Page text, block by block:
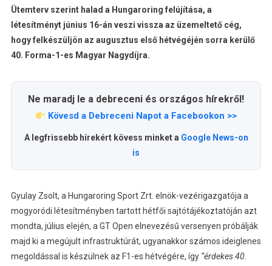
Ütemterv szerint halad a Hungaroring felújítása, a
létesítményt június 16-án veszi vissza az üzemeltető cég,
hogy felkészüljön az augusztus első hétvégéjén sorra kerülő
40. Forma-1-es Magyar Nagydíjra.
Ne maradj le a debreceni és országos hírekről!
Kövesd a Debreceni Napot a Facebookon >>
A legfrissebb hírekért kövess minket a Google News-on
is
Gyulay Zsolt, a Hungaroring Sport Zrt. elnök-vezérigazgatója a
mogyoródi létesítményben tartott hétfői sajtótájékoztatóján azt
mondta, július elején, a GT Open elnevezésű versenyen próbálják
majd ki a megújult infrastruktúrát, ugyanakkor számos ideiglenes
megoldással is készülnek az F1-es hétvégére, így “érdekes 40.